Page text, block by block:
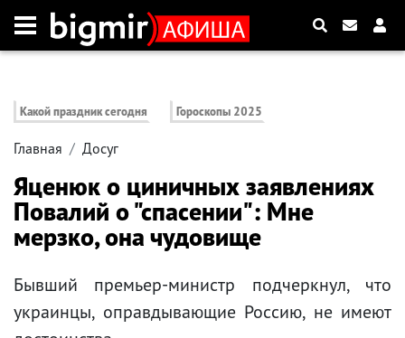
Какой праздник сегодня Гороскопы 2025
Главная Досуг
Яценюк о циничных заявлениях
Повалий о "спасении": Мне
мерзко, она чудовище
Бывший премьер-министр подчеркнул, что
украинцы, оправдывающие Россию, не имеют